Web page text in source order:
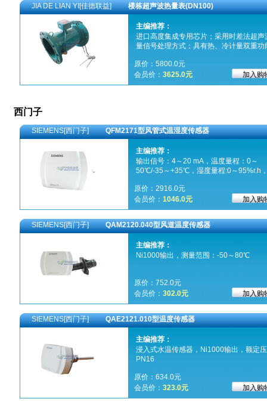
JIA DE LIAN YI[佳德联益] 楼栋超声波热量表(DN100)
主编推荐：
进口高度集成专用芯片；采用时差法超声
量信号处理方式；具有热、冷计量双重功
原价：5800.0元
会员价： 3625.0元
西门子
SIEMENS[西门子] QFM2171型风管式温湿度传感器
主编推荐：
输出信号：4～20 mA，温度量程：0～
50℃/-35～+35℃，湿度量程:0～95%r.h
原价：2916.0元
会员价： 1046.0元
SIEMENS[西门子] QAM2120.040型风道温度传感器
主编推荐：
Ni1000输出，测量范围：-50～80℃
原价：752.0元
会员价： 302.0元
SIEMENS[西门子] QAE2121.010型温度传感器
主编推荐：
浸入式水温传感器，Ni1000输出，额定
PN16
原价：634.0元
会员价： 323.0元